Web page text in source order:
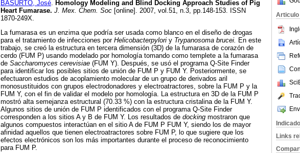
Articulo
Links
BASURTO, José. Homology Modeling and Blind Docking Approach Studies of Pig
Heart Fumarase. J. Mex. Chem. Soc [online]. 2007, vol.51, n.3, pp.148-153. ISSN
1870-249X.
La fumarasa es un enzima que podría ser usada como blanco en el diseño de drogas
para el tratamiento de infecciones por Helicobacterpylori y Trypanosoma brucei. En este
trabajo, se creó la estructura en tercera dimensión (3D) de la fumarasa de corazón de
cerdo (FUM P) usando modelado por homología tomando como templete a la fumarasa
de Saccharomyces cerevisiae (FUM Y). Después, se usó el programa Q-Site Finder
para identificar los posibles sitios de unión de FUM P y FUM Y. Posteriormente, se
efectuaron estudios de acoplamiento molecular de un grupo de derivados aril
monosustituidos con grupos electrodonadores y electroatractores, sobre la FUM P y la
FUM Y, con el fin de validar el modelo por homología. La estructura en 3D de la FUM P
mostró alta semejanza estructural (70.33 %) con la estructura cristalina de la FUM Y.
Algunos sitios de unión de FUM P identificados con el programa Q-Site Finder
corresponden a los sitios A y B de FUM Y. Los resultados de docking mostraron que
algunos compuestos interactúan en el sitio A de FUM P FUM Y, siendo los de mayor
afinidad aquellos que tienen electroatractores sobre FUM P, lo que sugiere que los
efectos electrónicos son los más importantes durante el proceso de reconocimiento
para FUM P.